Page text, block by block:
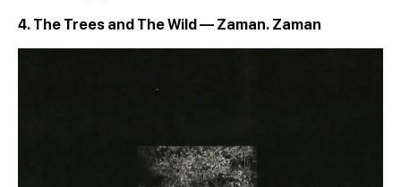
4. The Trees and The Wild — Zaman. Zaman